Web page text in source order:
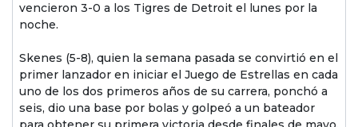
vencieron 3-0 a los Tigres de Detroit el lunes por la
noche.
Skenes (5-8), quien la semana pasada se convirtió en el
primer lanzador en iniciar el Juego de Estrellas en cada
uno de los dos primeros años de su carrera, ponchó a
seis, dio una base por bolas y golpeó a un bateador